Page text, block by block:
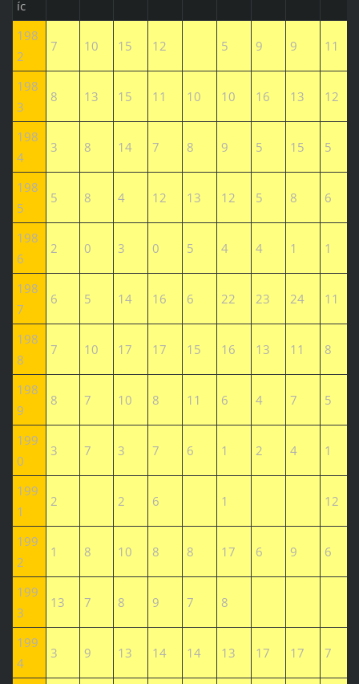
íc
198
2
7 10 15 12 5 9 9 11
198
3
8 13 15 11 10 10 16 13 12
198
4
3 8 14 7 8 9 5 15 5
198
5
5 8 4 12 13 12 5 8 6
198
6
2 0 3 0 5 4 4 1 1
198
7
6 5 14 16 6 22 23 24 11
198
8
7 10 17 17 15 16 13 11 8
198
9
8 7 10 8 11 6 4 7 5
199
0
3 7 3 7 6 1 2 4 1
199
1
2 2 6 1 12
199
2
1 8 10 8 8 17 6 9 6
199
3
13 7 8 9 7 8
199
4
3 9 13 14 14 13 17 17 7